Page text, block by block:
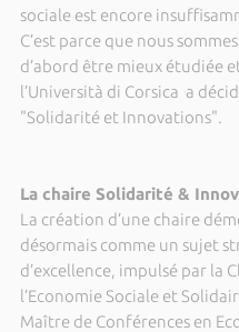
sociale est encore
C’est parce que nous
d’abord être mieux étudiée
l’Università di Corsica a
"Solidarité et Innovations".
La chaire Solidarité &
La création d’une chaire
désormais comme un sujet
d’excellence, impulsé par la
l’Economie Sociale et
Maître de Conférences en